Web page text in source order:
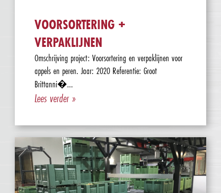
VOORSORTERING +
VERPAKLIJNEN
Omschrijving project: Voorsortering en verpaklijnen voor
appels en peren. Jaar: 2020 Referentie: Groot
Brittanni�...
Lees verder »